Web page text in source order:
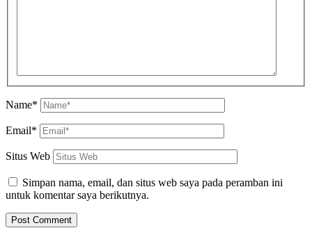
Name*
Email*
Situs Web
Simpan nama, email, dan situs web saya pada peramban ini
untuk komentar saya berikutnya.